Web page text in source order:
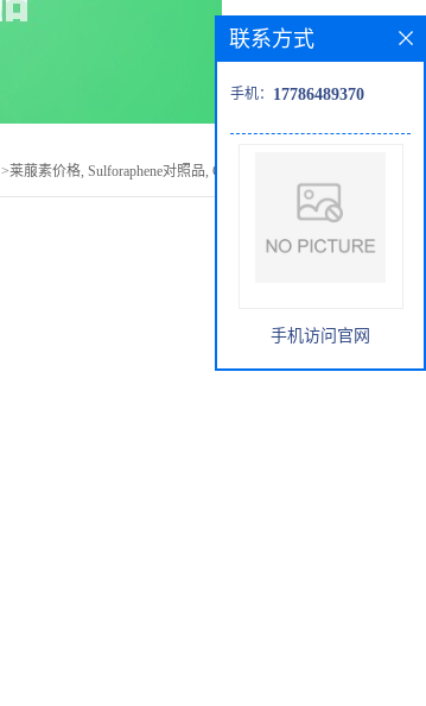
>莱菔素价格, Sulforaphene对照品, CAS号:592-95-0
联系方式
手机： 17786489370
手机访问官网